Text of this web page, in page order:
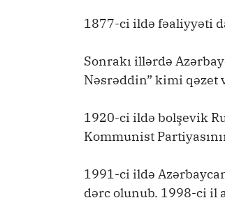
1877-ci ildə fəaliyyəti
Sonrakı illərdə
Nəsrəddin” kimi qəzet
1920-ci ildə bolşevik
Kommunist
1991-ci ildə
dərc olunub. 1998-ci il